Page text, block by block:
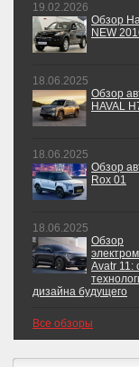
19.02.2026
Обзор
NEW
18.06.2025
Обзор
HAVAL
18.06.2025
Обзор
Rox 01
18.06.2025
Обзор
Avatr 11:
дизайна будущего
Все обзоры